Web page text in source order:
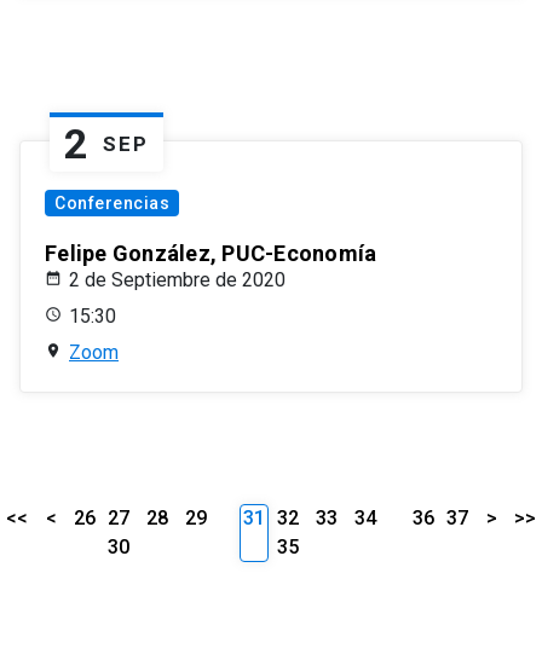
2 SEP
Conferencias
Felipe González, PUC-Economía
2 de Septiembre de 2020
15:30
Zoom
<< < 26 27 28
29
30
31 32 33
34
35
36 37 > >>